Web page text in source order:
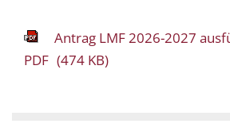
Antrag LMF 2026-2027
PDF (474 KB)